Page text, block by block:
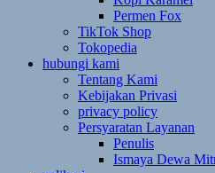
Permen Fox
TikTok Shop
Tokopedia
hubungi kami
Tentang Kami
Kebijakan Privasi
privacy policy
Persyaratan Layanan
Penulis
Ismaya Dewa